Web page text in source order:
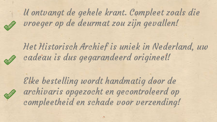
U ontvangt de gehele krant. Compleet zoals die
vroeger op de deurmat zou zijn gevallen!
Het Historisch Archief is uniek in Nederland, uw
cadeau is dus gegarandeerd origineel!
Elke bestelling wordt handmatig door de
archivaris opgezocht en gecontroleerd op
compleetheid en schade voor verzending!